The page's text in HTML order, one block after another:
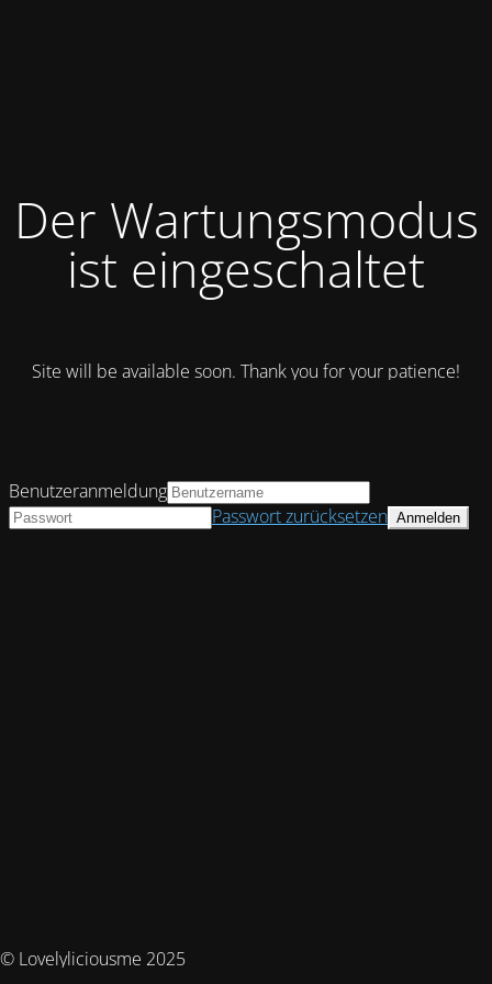
Der Wartungsmodus
ist eingeschaltet
Site will be available soon. Thank you for your patience!
© Lovelyliciousme 2025
Benutzeranmeldung
Passwort zurücksetzen